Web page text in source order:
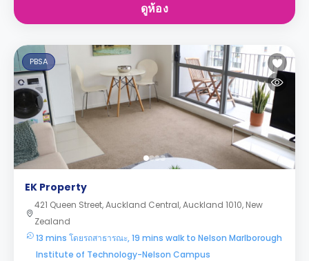
ดูห้อง
PBSA
EK Property
421 Queen Street, Auckland Central, Auckland 1010, New
Zealand
13 mins โดยรถสาธารณะ, 19 mins walk to Nelson Marlborough
Institute of Technology-Nelson Campus